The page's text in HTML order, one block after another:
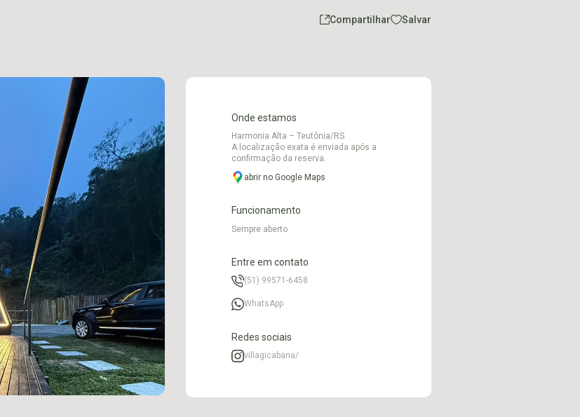
Compartilhar Salvar
Onde estamos
Harmonia Alta – Teutônia/RS
A localização exata é enviada após a
confirmação da reserva.
abrir no Google Maps
Funcionamento
Sempre aberto
Entre em contato
(51) 99571-6458
WhatsApp
Redes sociais
villagicabana/